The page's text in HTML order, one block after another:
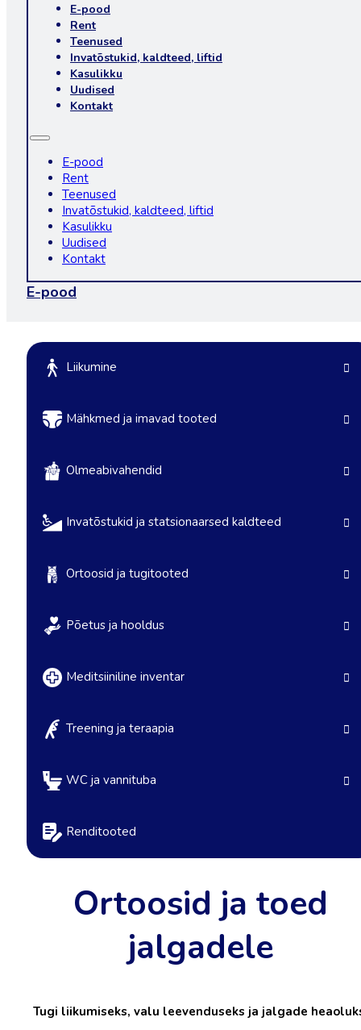
E-pood
Rent
Teenused
Invatõstukid, kaldteed, liftid
Kasulikku
Uudised
Kontakt
E-pood
Rent
Teenused
Invatõstukid, kaldteed, liftid
Kasulikku
Uudised
Kontakt
E-pood
Liikumine
Mähkmed ja imavad tooted
Olmeabivahendid
Invatõstukid ja statsionaarsed kaldteed
Ortoosid ja tugitooted
Põetus ja hooldus
Meditsiiniline inventar
Treening ja teraapia
WC ja vannituba
Renditooted
Ortoosid ja toed
jalgadele
Tugi liikumiseks, valu leevenduseks ja jalgade